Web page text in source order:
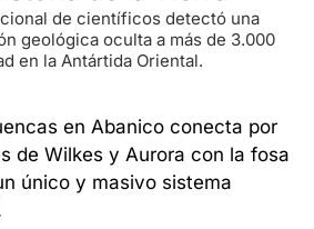
de científicos detectó una
geológica oculta a más de 3.000
en la Antártida Oriental.